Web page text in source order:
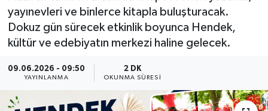
yayınevleri ve binlerce kitapla buluşturacak.
Dokuz gün sürecek etkinlik boyunca Hendek,
kültür ve edebiyatın merkezi haline gelecek.
09.06.2026 - 09:50
YAYINLANMA
2 DK
OKUNMA SÜRESI